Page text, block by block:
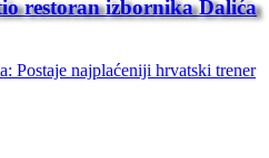
restoran izbornika Dalića
Postaje najplaćeniji hrvatski trener